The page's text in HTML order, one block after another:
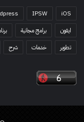
iOS
IPSW
ايفون
برامج مجانية
تطوير
خدمات شرح